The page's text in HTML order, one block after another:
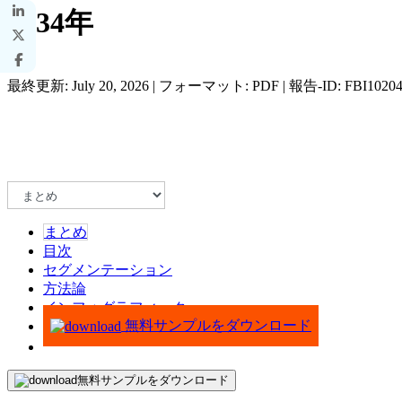
2034年
最終更新: July 20, 2026 | フォーマット: PDF | 報告-ID:
まとめ
目次
セグメンテーション
方法論
インフォグラフィック
無料サンプルをダウンロード
無料サンプルをダウンロード